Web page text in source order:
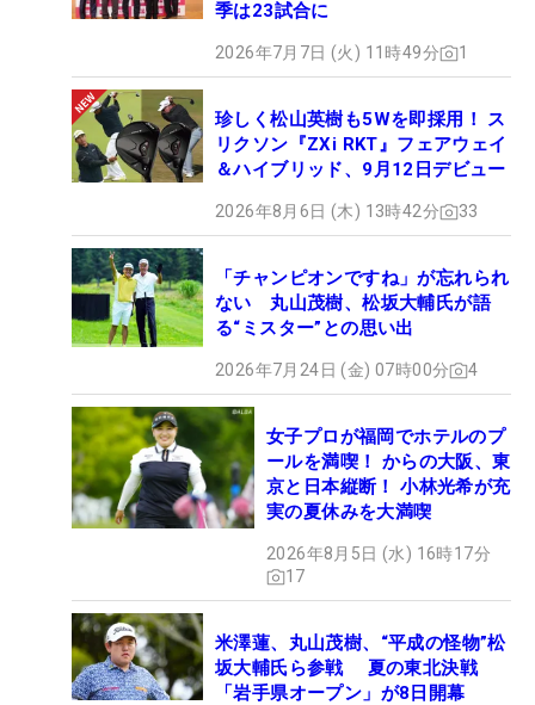
季は23試合に
2026年7月7日 (火) 11時49分 1
珍しく松山英樹も5Wを即採用！ ス
リクソン『ZXi RKT』フェアウェイ
＆ハイブリッド、9月12日デビュー
2026年8月6日 (木) 13時42分 33
「チャンピオンですね」が忘れられ
ない 丸山茂樹、松坂大輔氏が語
る“ミスター”との思い出
2026年7月24日 (金) 07時00分 4
女子プロが福岡でホテルのプ
ールを満喫！ からの大阪、東
京と日本縦断！ 小林光希が充
実の夏休みを大満喫
2026年8月5日 (水) 16時17分
17
米澤蓮、丸山茂樹、“平成の怪物”松
坂大輔氏ら参戦 夏の東北決戦
「岩手県オープン」が8日開幕